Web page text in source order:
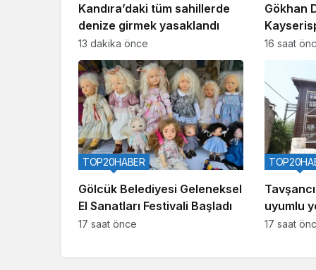
Kandıra’daki tüm sahillerde
denize girmek yasaklandı
13 dakika önce
Gökhan
16 saat
Gölcük Belediyesi Geleneksel
El Sanatları Festivali Başladı
TOP20HABER
17 saat önce
uyumlu
geliyor
17 saat